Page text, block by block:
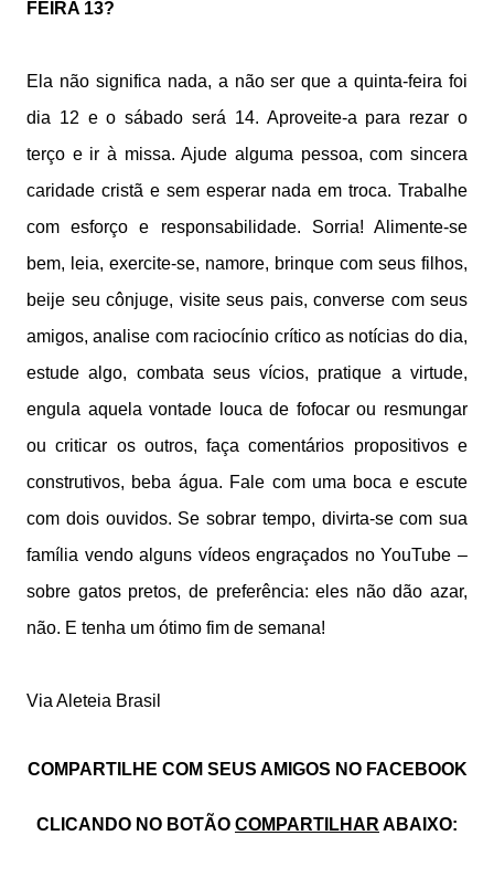
FEIRA 13?
Ela não significa nada, a não ser que a quinta-feira foi
dia 12 e o sábado será 14. Aproveite-a para rezar o
terço e ir à missa. Ajude alguma pessoa, com sincera
caridade cristã e sem esperar nada em troca. Trabalhe
com esforço e responsabilidade. Sorria! Alimente-se
bem, leia, exercite-se, namore, brinque com seus filhos,
beije seu cônjuge, visite seus pais, converse com seus
amigos, analise com raciocínio crítico as notícias do dia,
estude algo, combata seus vícios, pratique a virtude,
engula aquela vontade louca de fofocar ou resmungar
ou criticar os outros, faça comentários propositivos e
construtivos, beba água. Fale com uma boca e escute
com dois ouvidos. Se sobrar tempo, divirta-se com sua
família vendo alguns vídeos engraçados no YouTube –
sobre gatos pretos, de preferência: eles não dão azar,
não. E tenha um ótimo fim de semana!
Via Aleteia Brasil
COMPARTILHE COM SEUS AMIGOS NO FACEBOOK
CLICANDO NO BOTÃO COMPARTILHAR ABAIXO: